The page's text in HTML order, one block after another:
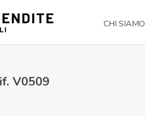
CHI SIAMO
V0509